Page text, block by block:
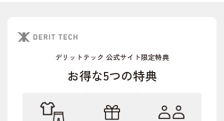
デリットテック 公式サイト限定特典
お得な5つの特典